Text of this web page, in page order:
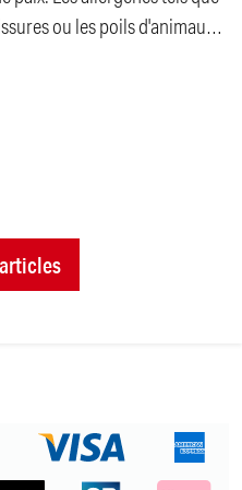
ou les poils d'animaux
que la congestion